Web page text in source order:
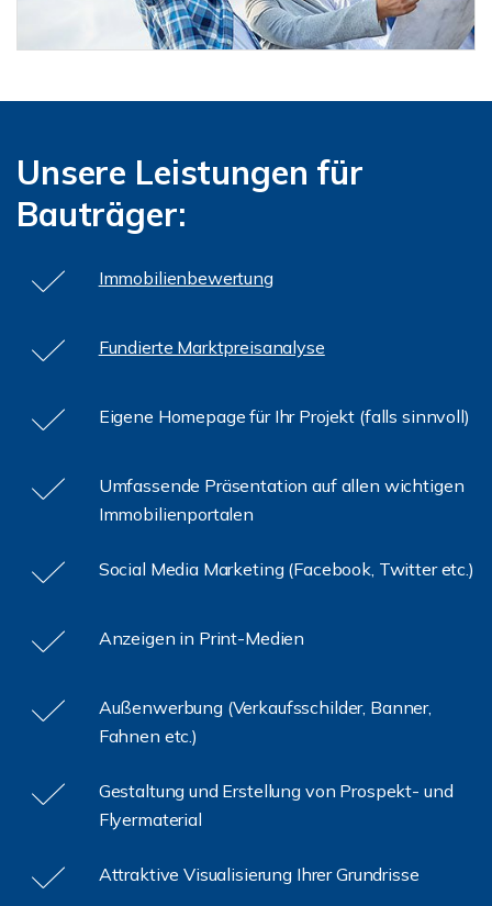
Unsere Leistungen für
Bauträger:
Immobilienbewertung
Fundierte Marktpreisanalyse
Eigene Homepage für Ihr Projekt (falls sinnvoll)
Umfassende Präsentation auf allen wichtigen
Immobilienportalen
Social Media Marketing (Facebook, Twitter etc.)
Anzeigen in Print-Medien
Außenwerbung (Verkaufsschilder, Banner,
Fahnen etc.)
Gestaltung und Erstellung von Prospekt- und
Flyermaterial
Attraktive Visualisierung Ihrer Grundrisse